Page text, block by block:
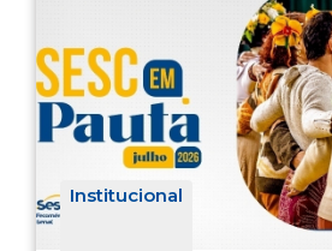
Institucional